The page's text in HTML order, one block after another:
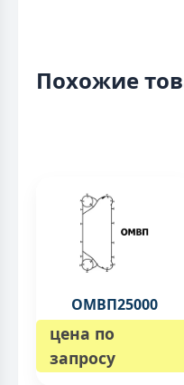
Похожие
ОМВП25000
цена по
запросу